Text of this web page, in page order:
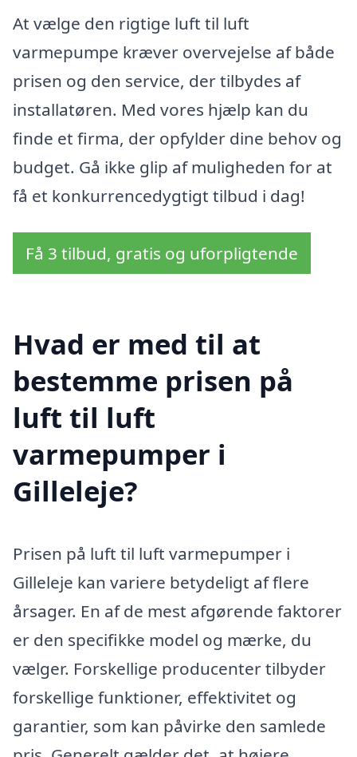
At vælge den rigtige luft til luft
varmepumpe kræver overvejelse af både
prisen og den service, der tilbydes af
installatøren. Med vores hjælp kan du
finde et firma, der opfylder dine behov og
budget. Gå ikke glip af muligheden for at
få et konkurrencedygtigt tilbud i dag!
Få 3 tilbud, gratis og uforpligtende
Hvad er med til at
bestemme prisen på
luft til luft
varmepumper i
Gilleleje?
Prisen på luft til luft varmepumper i
Gilleleje kan variere betydeligt af flere
årsager. En af de mest afgørende faktorer
er den specifikke model og mærke, du
vælger. Forskellige producenter tilbyder
forskellige funktioner, effektivitet og
garantier, som kan påvirke den samlede